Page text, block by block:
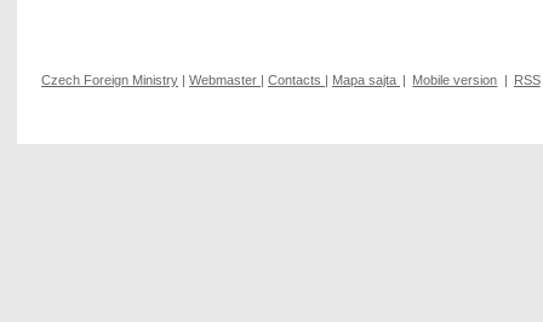
Czech Foreign Ministry Webmaster Contacts Mapa sajta Mobile version RSS